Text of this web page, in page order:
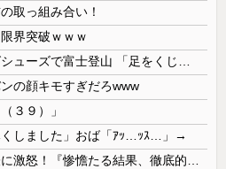
取っ組み合い！
界突破ｗｗｗ
の顔キモすぎだろwww
３９）」
くしました」おば「ｱｯ…ｯｽ…」→